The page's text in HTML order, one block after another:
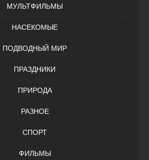
МУЛЬТФИЛЬМЫ
НАСЕКОМЫЕ
ПОДВОДНЫЙ МИР
ПРАЗДНИКИ
ПРИРОДА
РАЗНОЕ
СПОРТ
ФИЛЬМЫ